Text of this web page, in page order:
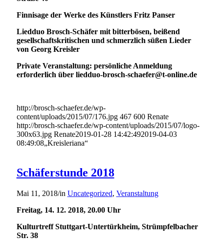
Finnisage der Werke des Künstlers Fritz Panser
Liedduo Brosch-Schäfer mit bitterbösen, beißend
gesellschaftskritischen und schmerzlich süßen Lieder
von Georg Kreisler
Private Veranstaltung: persönliche Anmeldung
erforderlich über liedduo-brosch-schaefer@t-online.de
http://brosch-schaefer.de/wp-
content/uploads/2015/07/176.jpg 467 600 Renate
http://brosch-schaefer.de/wp-content/uploads/2015/07/logo-
300x63.jpg Renate2019-01-28 14:42:492019-04-03
08:49:08„Kreisleriana“
Schäferstunde 2018
Mai 11, 2018/in Uncategorized, Veranstaltung
Freitag, 14. 12. 2018, 20.00 Uhr
Kulturtreff Stuttgart-Untertürkheim, Strümpfelbacher
Str. 38